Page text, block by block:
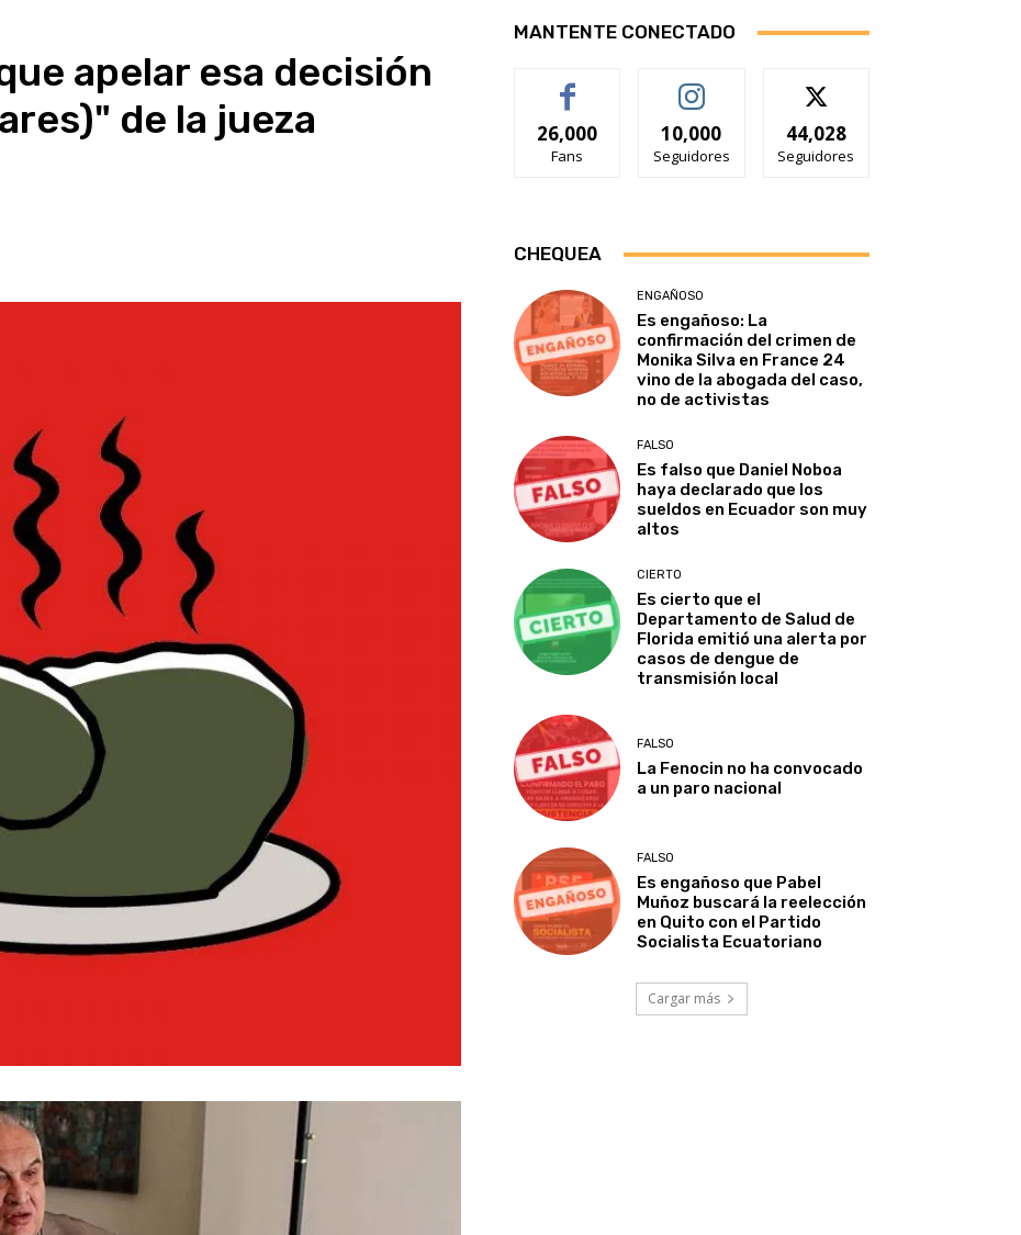
apelar esa decisión
de la jueza
MANTENTE CONECTADO
26,000
Fans
10,000
Seguidores
44,028
Seguidores
CHEQUEA
ENGAÑOSO
Es engañoso: La
confirmación del crimen de
Monika Silva en France 24
vino de la abogada del caso,
no de activistas
FALSO
Es falso que Daniel Noboa
haya declarado que los
sueldos en Ecuador son muy
altos
CIERTO
Es cierto que el
Departamento de Salud de
Florida emitió una alerta por
casos de dengue de
transmisión local
FALSO
La Fenocin no ha convocado
a un paro nacional
FALSO
Es engañoso que Pabel
Muñoz buscará la reelección
en Quito con el Partido
Socialista Ecuatoriano
Cargar más